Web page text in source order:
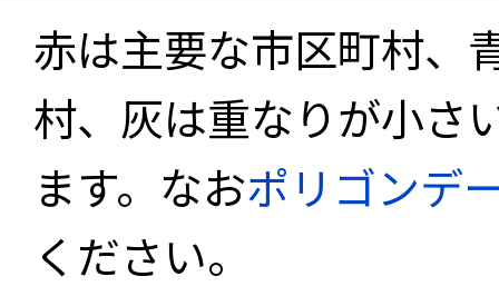
赤は主要な市区町村、
村、灰は重なりが小さ
ます。なおポリゴンデ
ください。